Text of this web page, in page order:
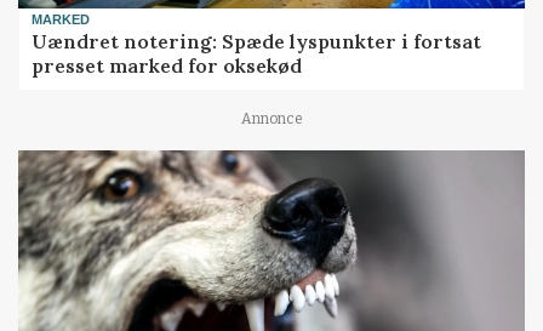
MARKED
Uændret notering: Spæde lyspunkter i fortsat
presset marked for oksekød
Annonce